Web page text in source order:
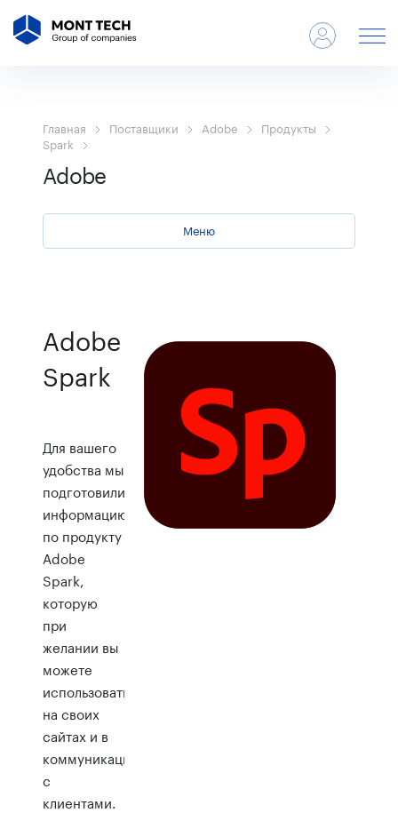
Главная Поставщики Adobe
Продукты
Spark
Adobe
Меню
Adobe
Spark
Для вашего
удобства мы
подготовили
информацию
по продукту
Adobe
Spark,
которую
при
желании вы
можете
использовать
на своих
сайтах и в
коммуникациях
с
клиентами.